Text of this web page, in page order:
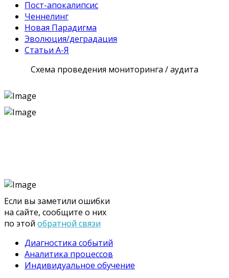
Пост-апокалипсис
Ченнелинг
Новая Парадигма
Эволюция/деградация
Статьи А-Я
Схема проведения мониторинга / аудита
Если вы заметили ошибки
на сайте, сообщите о них
по этой обратной связи
Диагностика событий
Аналитика процессов
Индивидуальное обучение